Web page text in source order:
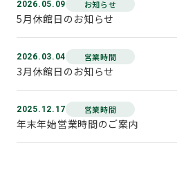
2026.05.09 お知らせ
5月休館日のお知らせ
2026.03.04 営業時間
3月休館日のお知らせ
2025.12.17 営業時間
年末年始営業時間のご案内